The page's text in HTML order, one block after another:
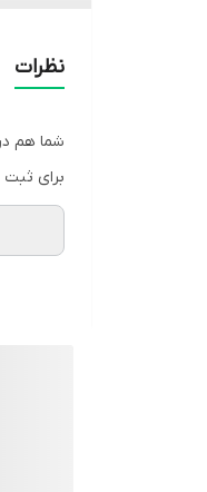
❤️دورسینه
❤️مناسب48
🧵 جنس:
🖌 رنگ
نظرات
شما هم
برای ثبت